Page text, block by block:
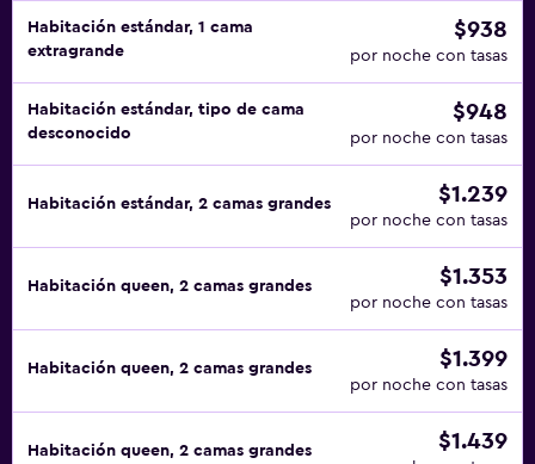
Habitación estándar, 1 cama
extragrande
$938
por noche con tasas
Habitación estándar, tipo de cama
desconocido
$948
por noche con tasas
Habitación estándar, 2 camas grandes $1.239
por noche con tasas
Habitación queen, 2 camas grandes $1.353
por noche con tasas
Habitación queen, 2 camas grandes $1.399
por noche con tasas
Habitación queen, 2 camas grandes $1.439